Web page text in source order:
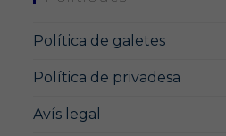
Política de galetes
Política de privadesa
Avís legal